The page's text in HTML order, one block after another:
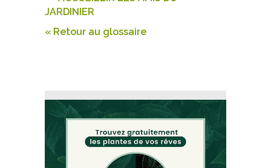
JARDINIER
« Retour au glossaire